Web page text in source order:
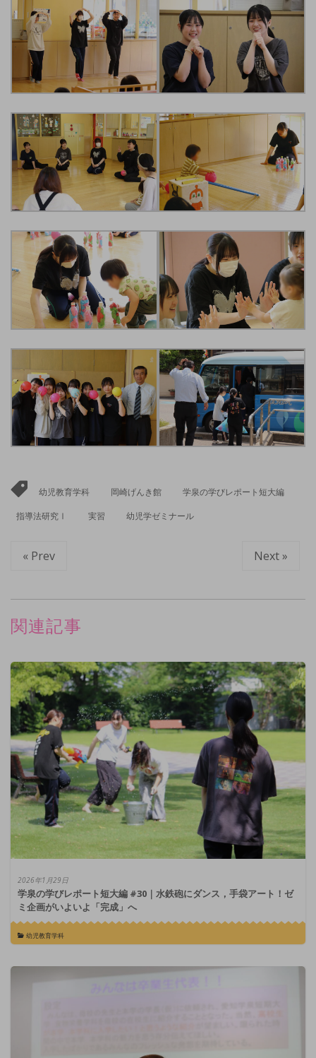
幼児教育学科 岡崎げんき館 学泉の学びレポート短大編
指導法研究Ⅰ 実習 幼児学ゼミナール
« Prev Next »
関連記事
2026年1月29日
学泉の学びレポート短大編 #30｜水鉄砲にダンス，手袋アート！ゼ
ミ企画がいよいよ「完成」へ
幼児教育学科